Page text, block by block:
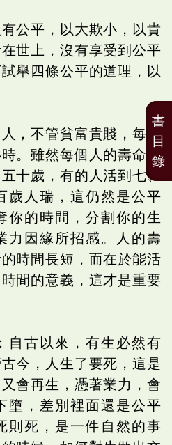
公平，以大欺小，以貴
世上，沒有享受到公平
舉四條公平的道理，以
，不管貧富貴賤，每個
。雖然每個人的壽命不
十歲，有的人活到七、
歲人瑞，這仍然是公平
你的時間，分割你的生
力因緣所招感。人的壽
時間長短，而在於能活
間的意義，這才是重要
自古以來，有生必然有
今，人生了要死，這是
會再生，憑著業力，會
墮，差別裡面還是公平
則死，是一件自然的事
書
目
錄